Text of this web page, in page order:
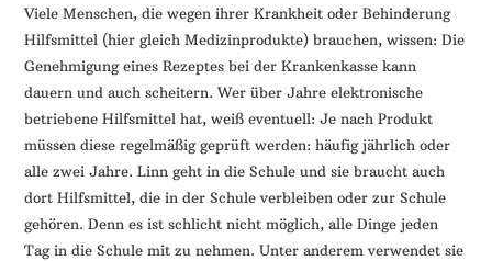
Viele Menschen, die wegen ihrer Krankheit oder Behinderung
Hilfsmittel (hier gleich Medizinprodukte) brauchen, wissen: Die
Genehmigung eines Rezeptes bei der Krankenkasse kann
dauern und auch scheitern. Wer über Jahre elektronische
betriebene Hilfsmittel hat, weiß eventuell: Je nach Produkt
müssen diese regelmäßig geprüft werden: häufig jährlich oder
alle zwei Jahre. Linn geht in die Schule und sie braucht auch
dort Hilfsmittel, die in der Schule verbleiben oder zur Schule
gehören. Denn es ist schlicht nicht möglich, alle Dinge jeden
Tag in die Schule mit zu nehmen. Unter anderem verwendet sie